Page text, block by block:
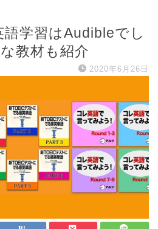
語学習はAudibleでし
教材も紹介
2020年6月26日